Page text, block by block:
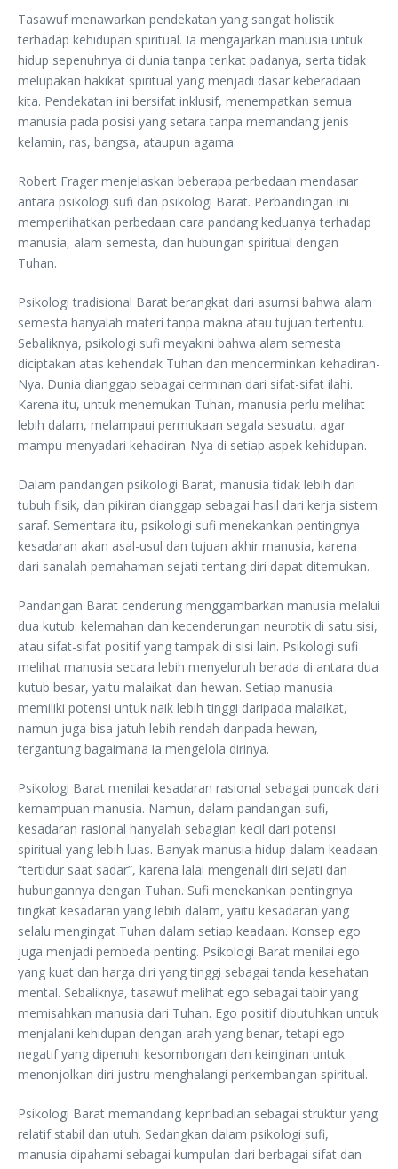
Tasawuf menawarkan pendekatan yang sangat holistik
terhadap kehidupan spiritual. Ia mengajarkan manusia untuk
hidup sepenuhnya di dunia tanpa terikat padanya, serta tidak
melupakan hakikat spiritual yang menjadi dasar keberadaan
kita. Pendekatan ini bersifat inklusif, menempatkan semua
manusia pada posisi yang setara tanpa memandang jenis
kelamin, ras, bangsa, ataupun agama.
Robert Frager menjelaskan beberapa perbedaan mendasar
antara psikologi sufi dan psikologi Barat. Perbandingan ini
memperlihatkan perbedaan cara pandang keduanya terhadap
manusia, alam semesta, dan hubungan spiritual dengan
Tuhan.
Psikologi tradisional Barat berangkat dari asumsi bahwa alam
semesta hanyalah materi tanpa makna atau tujuan tertentu.
Sebaliknya, psikologi sufi meyakini bahwa alam semesta
diciptakan atas kehendak Tuhan dan mencerminkan kehadiran-
Nya. Dunia dianggap sebagai cerminan dari sifat-sifat ilahi.
Karena itu, untuk menemukan Tuhan, manusia perlu melihat
lebih dalam, melampaui permukaan segala sesuatu, agar
mampu menyadari kehadiran-Nya di setiap aspek kehidupan.
Dalam pandangan psikologi Barat, manusia tidak lebih dari
tubuh fisik, dan pikiran dianggap sebagai hasil dari kerja sistem
saraf. Sementara itu, psikologi sufi menekankan pentingnya
kesadaran akan asal-usul dan tujuan akhir manusia, karena
dari sanalah pemahaman sejati tentang diri dapat ditemukan.
Pandangan Barat cenderung menggambarkan manusia melalui
dua kutub: kelemahan dan kecenderungan neurotik di satu sisi,
atau sifat-sifat positif yang tampak di sisi lain. Psikologi sufi
melihat manusia secara lebih menyeluruh berada di antara dua
kutub besar, yaitu malaikat dan hewan. Setiap manusia
memiliki potensi untuk naik lebih tinggi daripada malaikat,
namun juga bisa jatuh lebih rendah daripada hewan,
tergantung bagaimana ia mengelola dirinya.
Psikologi Barat menilai kesadaran rasional sebagai puncak dari
kemampuan manusia. Namun, dalam pandangan sufi,
kesadaran rasional hanyalah sebagian kecil dari potensi
spiritual yang lebih luas. Banyak manusia hidup dalam keadaan
“tertidur saat sadar”, karena lalai mengenali diri sejati dan
hubungannya dengan Tuhan. Sufi menekankan pentingnya
tingkat kesadaran yang lebih dalam, yaitu kesadaran yang
selalu mengingat Tuhan dalam setiap keadaan. Konsep ego
juga menjadi pembeda penting. Psikologi Barat menilai ego
yang kuat dan harga diri yang tinggi sebagai tanda kesehatan
mental. Sebaliknya, tasawuf melihat ego sebagai tabir yang
memisahkan manusia dari Tuhan. Ego positif dibutuhkan untuk
menjalani kehidupan dengan arah yang benar, tetapi ego
negatif yang dipenuhi kesombongan dan keinginan untuk
menonjolkan diri justru menghalangi perkembangan spiritual.
Psikologi Barat memandang kepribadian sebagai struktur yang
relatif stabil dan utuh. Sedangkan dalam psikologi sufi,
manusia dipahami sebagai kumpulan dari berbagai sifat dan